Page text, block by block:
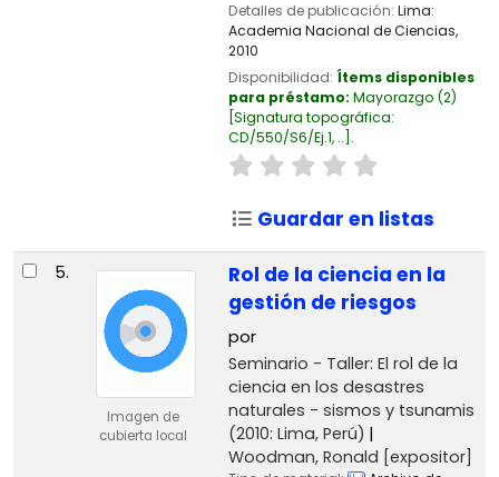
Detalles de publicación: Lima:
Academia Nacional de Ciencias,
2010
Disponibilidad: Ítems disponibles
para préstamo: Mayorazgo (2)
Signatura topográfica:
CD/550/S6/Ej.1, .. .
Guardar en listas
5.
Imagen de
cubierta local
Rol de la ciencia en la
gestión de riesgos
por
Seminario - Taller: El rol de la
ciencia en los desastres
naturales - sismos y tsunamis
(2010: Lima, Perú)
Woodman, Ronald [expositor]